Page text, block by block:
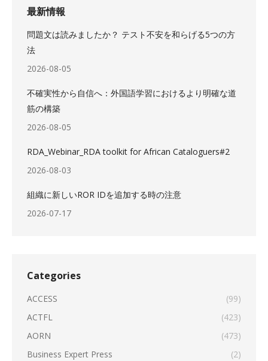
最新情報
問題文は読みましたか？ テスト不安を和らげる5つの方
法
2026-08-05
不確実性から自信へ：外国語学習におけるより明確な道
筋の構築
2026-08-05
RDA_Webinar_RDA toolkit for African Cataloguers#2
2026-08-03
組織に新しいROR IDを追加する時の注意
2026-07-17
Categories
ACCESS
(99)
ACTFL
(423)
AORN
(473)
Business Expert Press
(2)